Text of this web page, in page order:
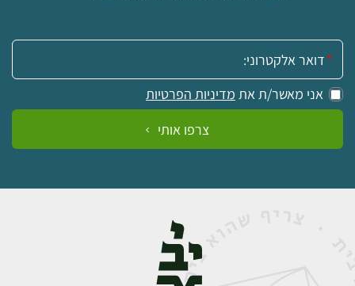
אימייל:
אני מאשר/ת את מדיניות הפרטיות
צרפו אותי